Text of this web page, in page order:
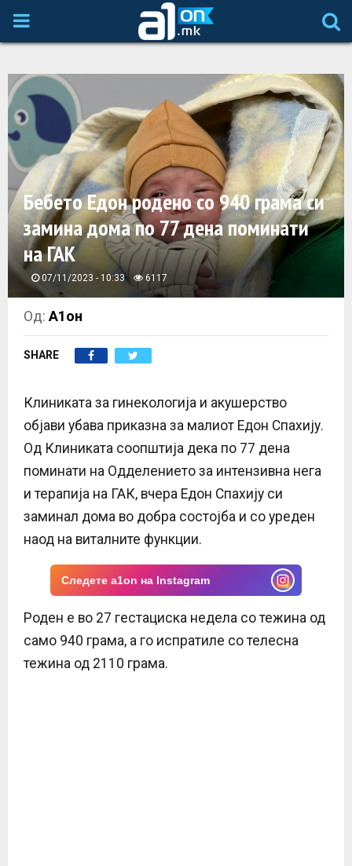
P
I
M
A
R
Y
M
E
N
U
Бебето Едон родено со 940 грама си
замина дома по 77 дена поминати
на ГАК
07/11/2023 - 10:33 6117
Од:А1он
SHARE
Клиниката за гинекологија и акушерство
објави убава приказна за малиот Едон Спахију.
Од Клиниката соопштија дека по 77 дена
поминати на Одделението за интензивна нега
и терапија на ГАК, вчера Едон Спахију си
заминал дома во добра состојба и со уреден
наод на виталните функции.
Следете a1on на Instagram
Роден е во 27 гестациска недела со тежина од
само 940 грама, а го испратиле со телесна
тежина од 2110 грама.